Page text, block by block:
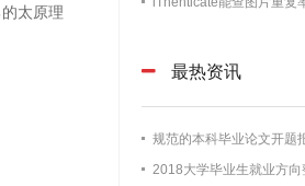
太原理
最热资讯
规范的本科毕业论文开题
2018大学毕业生就业方向